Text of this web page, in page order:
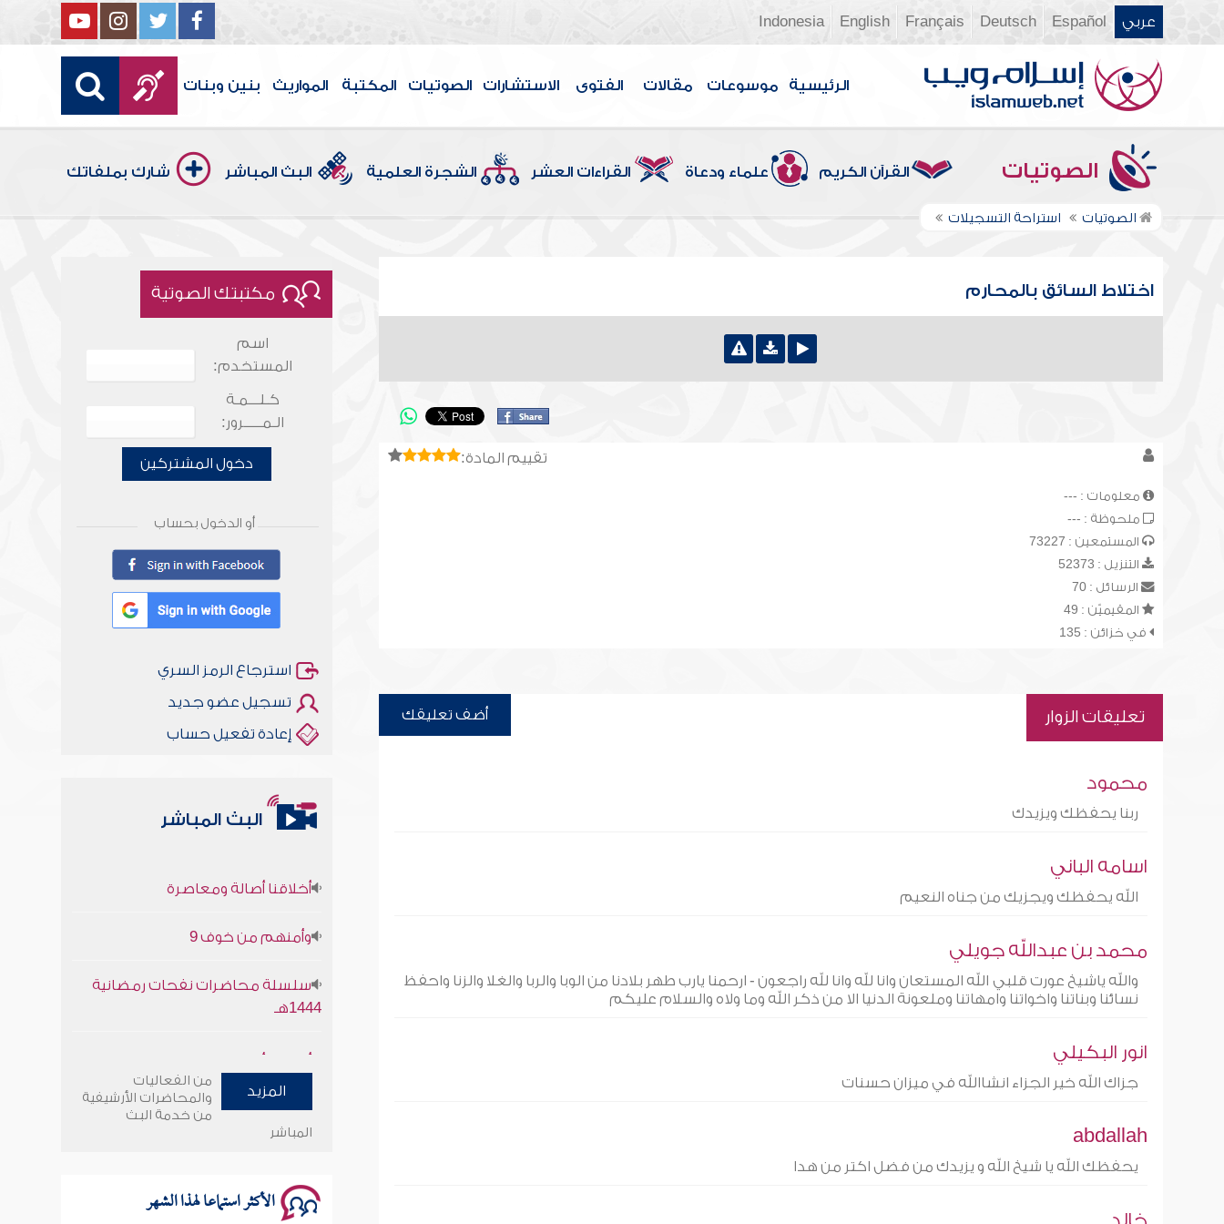
عربي Español
Deutsch
Français
English
Indonesia
الرئيسية موسوعات مقالات الفتوى الاستشارات الصوتيات المكتبة المواريث بنين وبنات
الصوتيات القرآن الكريم علماء ودعاة القراءات العشر الشجرة العلمية البث المباشر شارك بملفاتك
الصوتيات استراحة التسجيلات
اختلاط السائق بالمحارم
تقييم المادة:
معلومات : ---
ملحوظة : ---
المستمعين : 73227
التنزيل : 52373
الرسائل : 70
المقيميّن : 49
في خزائن : 135
تعليقات الزوار أضف تعليقك
محمود
ربنا يحفظك ويزيدك
اسامه الباني
الله يحفظك ويجزيك من جناه النعيم
محمد بن عبدالله جويلي
والله ياشيخ عورت قلبي الله المستعان وانا لله وانا لله راجعون - ارحمنا يارب طهر بلادنا من الوبا والربا والغلا والزنا واحفظ
نسائنا وبناتنا واخواتنا وامهاتنا وملعونة الدنيا الا من ذكر الله وما ولاه والسلام عليكم
انور البكيلي
جزاك الله خير الجزاء انشاالله في ميزان حسنات
abdallah
يحفظك الله يا شيخ الله و يزيدك من فضل اكتر من هدا
مكتبتك الصوتية
اسم
المستخدم:
كـلـــمـة
الـمـــــرور:
دخول المشتركين
أو الدخول بحساب
استرجاع الرمز السري
تسجيل عضو جديد
إعادة تفعيل حساب
البث المباشر
1444هـ
وأمنهم من خوف 9
سلسلة محاضرات نفحات رمضانية
المزيد
من الفعاليات
والمحاضرات الأرشيفية
من خدمة البث
المباشر
الأكثر استماعا لهذا الشهر